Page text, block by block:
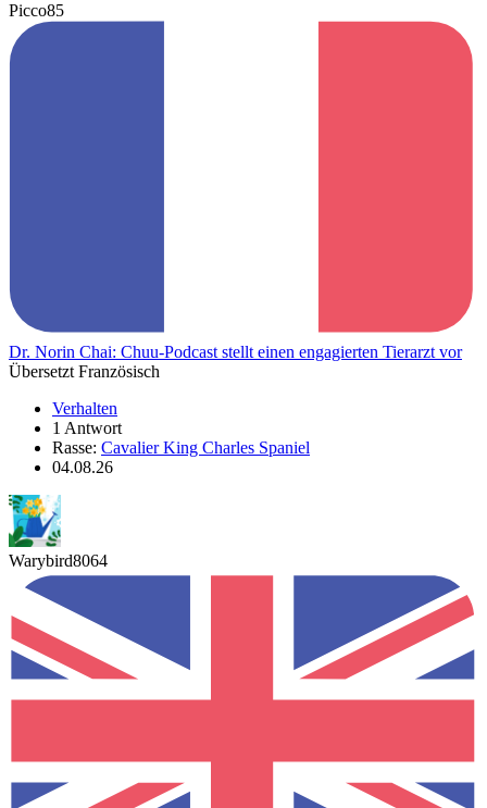
Picco85
Dr. Norin Chai: Chuu-Podcast stellt einen engagierten Tierarzt vor
Übersetzt Französisch
Verhalten
1 Antwort
Rasse: Cavalier King Charles Spaniel
04.08.26
Warybird8064